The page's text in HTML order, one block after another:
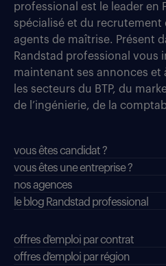
professional est le leader en
spécialisé et du recrutement
agents de maîtrise. Présent
Randstad professional vous
maintenant ses annonces et
les secteurs du BTP, du
de l’ingénierie, de la
vous êtes candidat ?
vous êtes une entreprise ?
nos agences
le blog Randstad professional
offres d'emploi par contrat
offres d'emploi par région